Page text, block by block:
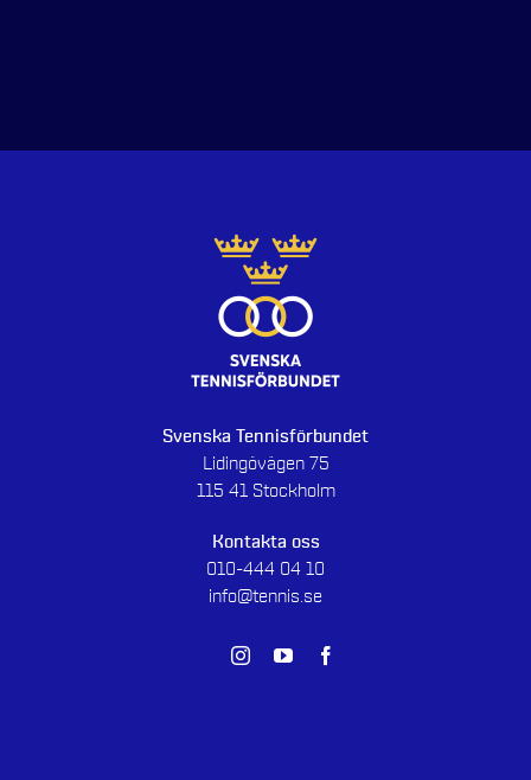
Svenska Tennisförbundet
Lidingövägen 75
115 41 Stockholm
Kontakta oss
010-444 04 10
info@tennis.se